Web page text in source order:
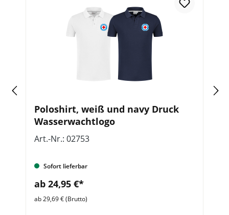
Poloshirt, weiß und navy Druck
Wasserwachtlogo
Art.-Nr.: 02753
Sofort lieferbar
ab 24,95 €*
ab 29,69 € (Brutto)